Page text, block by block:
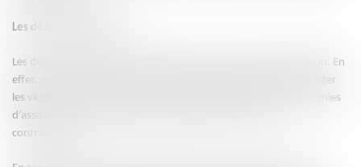
Les délais d’expertises :
Les délais d’expertises sont également à prendre en considération. En
effet, nous attachons une importance fondamentale à faire assister
les victimes par des médecins experts indépendants des compagnies
d’assurance. Les expertises ont par ailleurs un caractère
contradictoire.